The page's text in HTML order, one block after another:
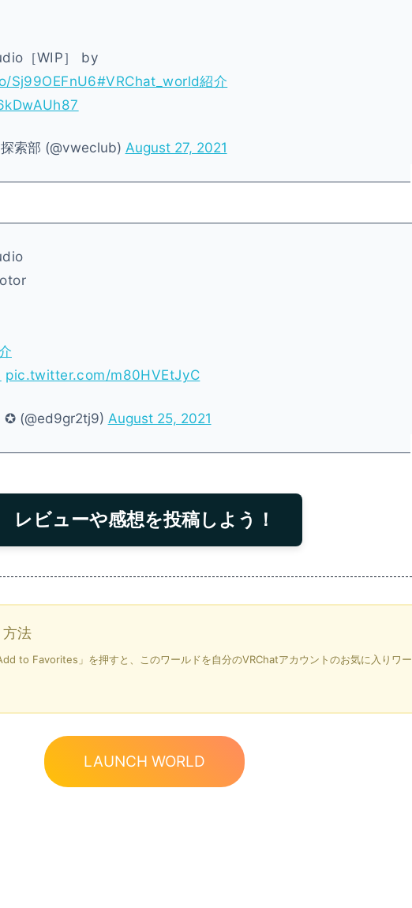
［WIP］ by
Sj99OEFnU6#VRChat_world紹介
索部 (@vweclub) August 27, 2021
pic.twitter.com/m80HVEtJyC
(@ed9gr2tj9) August 25, 2021
レビューや感想を投稿しよう！
方法
to Favorites」を押すと、このワールドを自分のVRChatアカウントのお気に入りワー
LAUNCH WORLD